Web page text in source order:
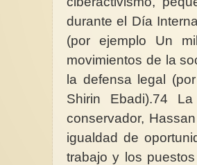
durante el Día
(por ejemplo Un
movimientos de la
la defensa legal
Shirin Ebadi).74
conservador,
igualdad de
trabajo y los